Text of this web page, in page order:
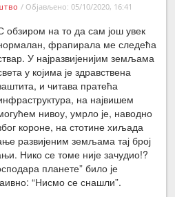
вест
Следећа вест →
/ Објављено: 05/10/2020, 16:41
обзиром на то да сам још увек
фрапирала ме следећа
У најразвијенијим земљама
у којима је здравствена
и читава пратећа
на највишем
нивоу, умрло је, наводно
короне, на стотине хиљада
развијеним земљама тај број
Нико се томе није зачудио!?
планете” било је
“Нисмо се снашли”.